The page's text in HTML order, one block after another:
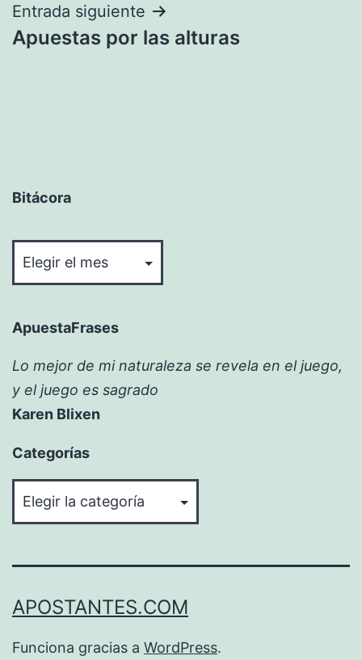
Entrada siguiente
Apuestas por las alturas
Bitácora
ApuestaFrases
Lo mejor de mi naturaleza se revela en el juego,
y el juego es sagrado
Karen Blixen
Categorías
APOSTANTES.COM
Funciona gracias a WordPress.